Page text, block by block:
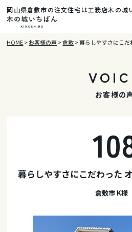
岡山県倉敷市の注文住宅は工務店木の城
HOME>お客様の声 >倉敷>暮らしやすさにこ
お客様の
暮らしやすさにこだわった
倉敷市 K様